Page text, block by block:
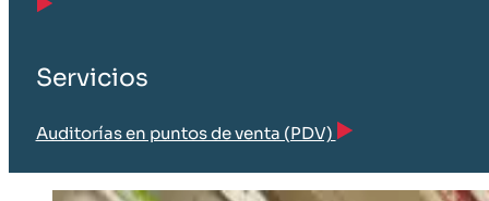
Servicios
Auditorías en puntos de venta (PDV)